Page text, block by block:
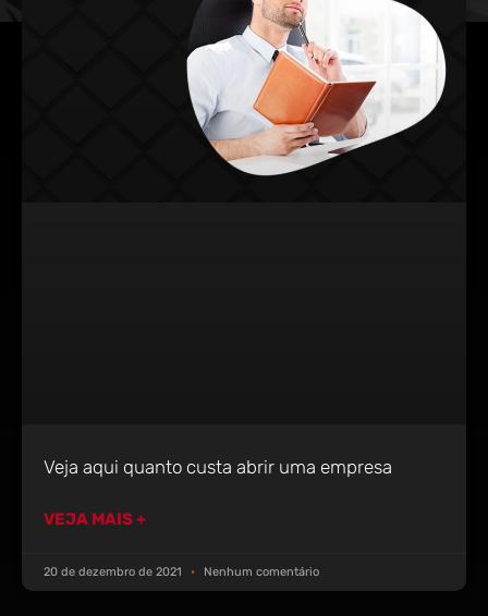
Veja aqui quanto custa abrir uma empresa
VEJA MAIS +
20 de dezembro de 2021 Nenhum comentário